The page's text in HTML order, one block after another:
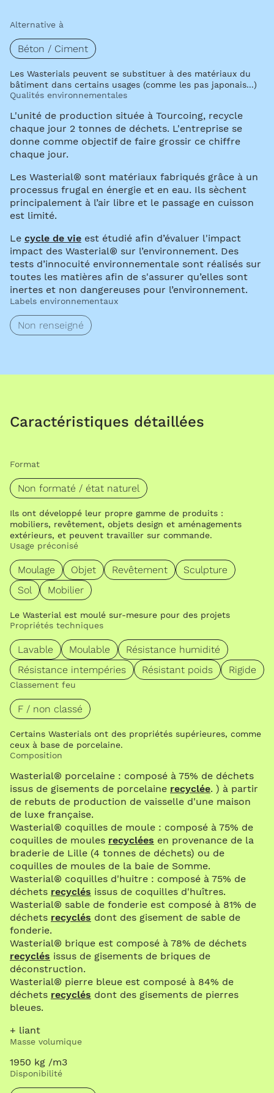
Alternative à
Béton / Ciment
Les Wasterials peuvent se substituer à des matériaux du
bâtiment dans certains usages (comme les pas japonais...)
Qualités environnementales
L'unité de production située à Tourcoing, recycle
chaque jour 2 tonnes de déchets. L'entreprise se
donne comme objectif de faire grossir ce chiffre
chaque jour.
Les Wasterial® sont matériaux fabriqués grâce à un
processus frugal en énergie et en eau. Ils sèchent
principalement à l’air libre et le passage en cuisson
est limité.
Le cycle de vie est étudié afin d’évaluer l'impact
impact des Wasterial® sur l’environnement. Des
tests d’innocuité environnementale sont réalisés sur
toutes les matières afin de s'assurer qu’elles sont
inertes et non dangereuses pour l’environnement.
Labels environnementaux
Non renseigné
Caractéristiques détaillées
Format
Non formaté / état naturel
Ils ont développé leur propre gamme de produits :
mobiliers, revêtement, objets design et aménagements
extérieurs, et peuvent travailler sur commande.
Usage préconisé
Moulage Objet Revêtement
Sculpture
Sol
Mobilier
Le Wasterial est moulé sur-mesure pour des projets
Propriétés techniques
Lavable Moulable
Résistance humidité
Résistance intempéries
Résistant poids Rigide
Classement feu
F / non classé
Certains Wasterials ont des propriétés supérieures, comme
ceux à base de porcelaine.
Composition
Wasterial® porcelaine : composé à 75% de déchets
issus de gisements de porcelaine recyclée. ) à partir
de rebuts de production de vaisselle d'une maison
de luxe française.
Wasterial® coquilles de moule : composé à 75% de
coquilles de moules recyclées en provenance de la
braderie de Lille (4 tonnes de déchets) ou de
coquilles de moules de la baie de Somme.
Wasterial® coquilles d'huitre : composé à 75% de
déchets recyclés issus de coquilles d'huîtres.
Wasterial® sable de fonderie est composé à 81% de
déchets recyclés dont des gisement de sable de
fonderie.
Wasterial® brique est composé à 78% de déchets
recyclés issus de gisements de briques de
déconstruction.
Wasterial® pierre bleue est composé à 84% de
déchets recyclés dont des gisements de pierres
bleues.
+ liant
Masse volumique
1950 kg /m3
Disponibilité